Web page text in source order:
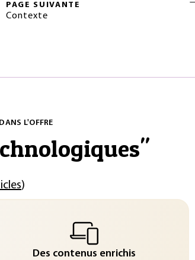
PAGE SUIVANTE
Contexte
L'OFFRE
"
)
Des contenus enrichis